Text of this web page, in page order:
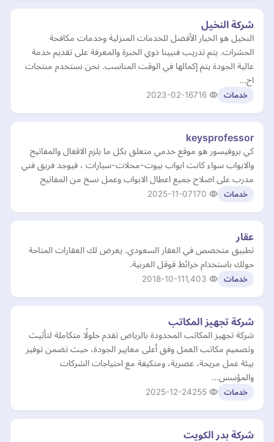
شركة النخيل
النخيل هو الخيار الأفضل للخدمات المنزلية وخدمات مكافحة
الحشرات. يتم تدريب فنيينا ذوي الخبرة والمعرفة على تقديم خدمة
عالية الجودة يتم إكمالها في الوقت المناسب. نحن نستخدم منتجات
اح…
خدمات 2023-02-16
keysprofessor
كي بروفيسور هو موقع خدمي متعلق بكل ما يلزم الاقفال والمفاتيح
والابواب سواء كانت ابواب بيوت-محلات-سيارات ، فيوجد فريق فني
مدرب على اصلاح جميع اعطال الابواب وعمل نسخ من المفاتيح
خدمات 2025-11-07
عقار
تطبيق متخصص في العقار السعودي. يعرض لك العقارات المتاحة
حولك باستخدام خرائط قوقل العربية.
خدمات 2018-10-11
شركة تجهيز المكاتب
شركة تجهيز المكاتب المحدودة بالرياض تقدم حلولًا متكاملة لتأثيث
وتصميم مكاتب العمل وفق أعلى معايير الجودة، حيث تضمن توفير
بيئة عمل مريحة، عصرية، ومتكيفة مع احتياجات الشركات
والمؤسس…
خدمات 2025-12-24
شركة بدر الكويت